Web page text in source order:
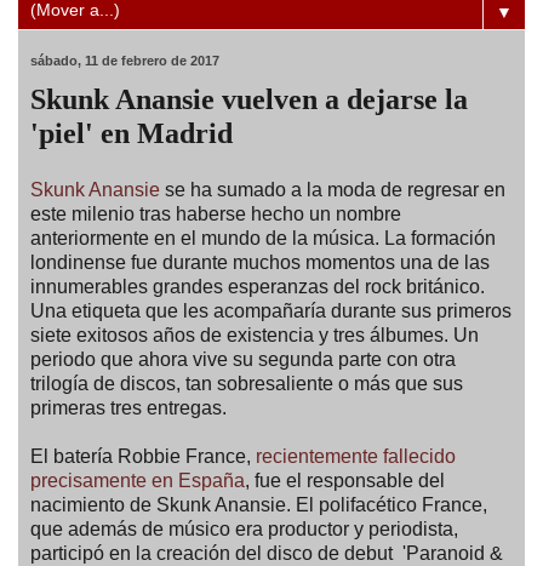
▼
sábado, 11 de febrero de 2017
Skunk Anansie vuelven a dejarse la
'piel' en Madrid
Skunk Anansie se ha sumado a la moda de regresar en
este milenio tras haberse hecho un nombre
anteriormente en el mundo de la música. La formación
londinense fue durante muchos momentos una de las
innumerables grandes esperanzas del rock británico.
Una etiqueta que les acompañaría durante sus primeros
siete exitosos años de existencia y tres álbumes. Un
periodo que ahora vive su segunda parte con otra
trilogía de discos, tan sobresaliente o más que sus
primeras tres entregas.
El batería Robbie France, recientemente fallecido
precisamente en España, fue el responsable del
nacimiento de Skunk Anansie. El polifacético France,
que además de músico era productor y periodista,
participó en la creación del disco de debut 'Paranoid &